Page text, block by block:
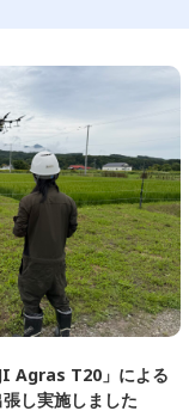
Agras T20」による
し実施しました